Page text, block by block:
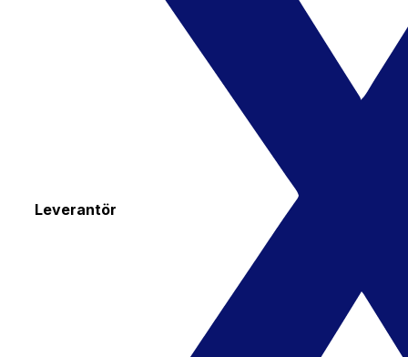
Leverantör